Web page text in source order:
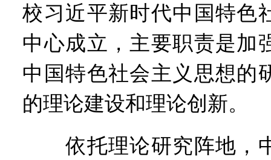
校习近平新时代中国特色
中心成立，主要职责是加
中国特色社会主义思想的
的理论建设和理论创新。
依托理论研究阵地，